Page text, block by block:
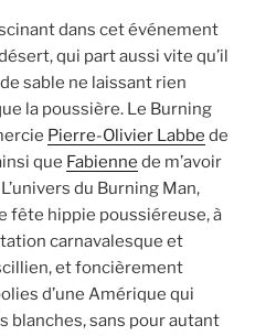
dans cet événement
qui part aussi vite qu’il
sable ne laissant rien
la poussière. Le Burning
Pierre-Olivier Labbe de
que Fabienne de m’avoir
L’univers du Burning Man,
fête hippie poussiéreuse, à
carnavalesque et
et foncièrement
d’une Amérique qui
blanches, sans pour autant